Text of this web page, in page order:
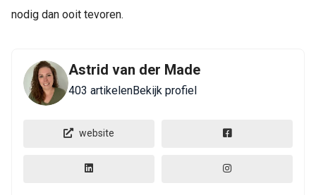
nodig dan ooit tevoren.
Astrid van der Made
403 artikelenBekijk profiel
website